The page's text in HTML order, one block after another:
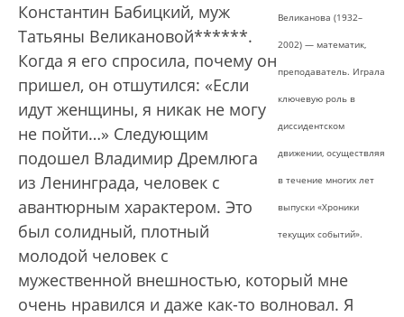
Великанова (1932–
2002) — математик,
преподаватель. Играла
ключевую роль в
диссидентском
движении, осуществляя
в течение многих лет
выпуски «Хроники
текущих событий».
Константин Бабицкий, муж
Татьяны Великановой******.
Когда я его спросила, почему он
пришел, он отшутился: «Если
идут женщины, я никак не могу
не пойти…» Следующим
подошел Владимир Дремлюга
из Ленинграда, человек с
авантюрным характером. Это
был солидный, плотный
молодой человек с
мужественной внешностью, который мне
очень нравился и даже как-то волновал. Я